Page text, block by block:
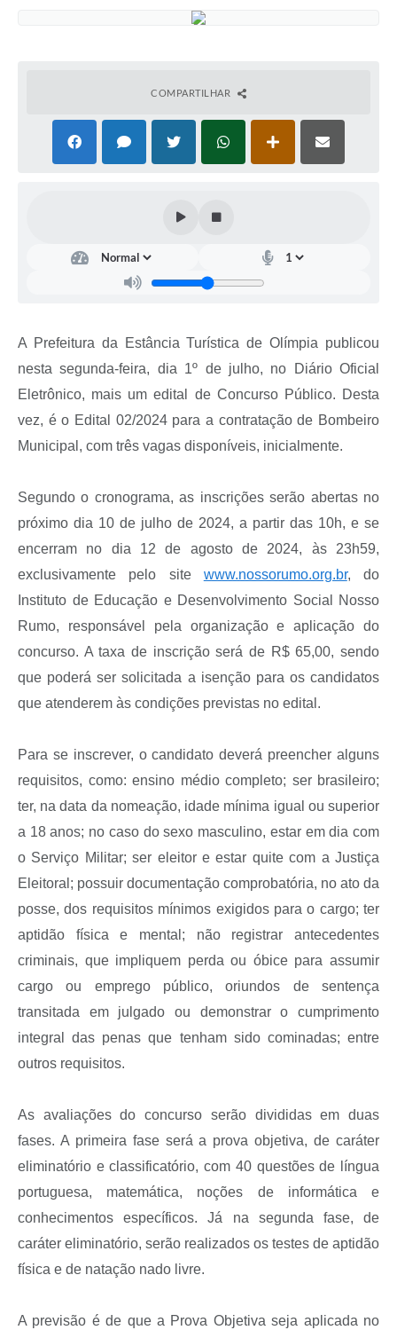
COMPARTILHAR
A Prefeitura da Estância Turística de Olímpia publicou
nesta segunda-feira, dia 1º de julho, no Diário Oficial
Eletrônico, mais um edital de Concurso Público. Desta
vez, é o Edital 02/2024 para a contratação de Bombeiro
Municipal, com três vagas disponíveis, inicialmente.
Segundo o cronograma, as inscrições serão abertas no
próximo dia 10 de julho de 2024, a partir das 10h, e se
encerram no dia 12 de agosto de 2024, às 23h59,
exclusivamente pelo site www.nossorumo.org.br, do
Instituto de Educação e Desenvolvimento Social Nosso
Rumo, responsável pela organização e aplicação do
concurso. A taxa de inscrição será de R$ 65,00, sendo
que poderá ser solicitada a isenção para os candidatos
que atenderem às condições previstas no edital.
Para se inscrever, o candidato deverá preencher alguns
requisitos, como: ensino médio completo; ser brasileiro;
ter, na data da nomeação, idade mínima igual ou superior
a 18 anos; no caso do sexo masculino, estar em dia com
o Serviço Militar; ser eleitor e estar quite com a Justiça
Eleitoral; possuir documentação comprobatória, no ato da
posse, dos requisitos mínimos exigidos para o cargo; ter
aptidão física e mental; não registrar antecedentes
criminais, que impliquem perda ou óbice para assumir
cargo ou emprego público, oriundos de sentença
transitada em julgado ou demonstrar o cumprimento
integral das penas que tenham sido cominadas; entre
outros requisitos.
As avaliações do concurso serão divididas em duas
fases. A primeira fase será a prova objetiva, de caráter
eliminatório e classificatório, com 40 questões de língua
portuguesa, matemática, noções de informática e
conhecimentos específicos. Já na segunda fase, de
caráter eliminatório, serão realizados os testes de aptidão
física e de natação nado livre.
A previsão é de que a Prova Objetiva seja aplicada no